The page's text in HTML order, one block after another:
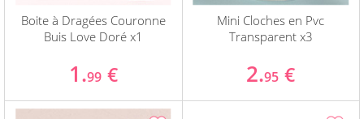
Boite à Dragées Couronne
Buis Love Doré x1
1.99 €
Mini Cloches en Pvc
Transparent x3
2.95 €